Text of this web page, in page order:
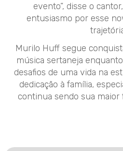
evento”, disse o
entusiasmo por esse
Murilo Huff segue
música sertaneja
desafios de uma vida na
dedicação à família,
continua sendo sua maior